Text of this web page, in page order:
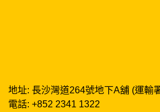
地址: 長沙灣道264號地下A舖 (運輸
電話: +852 2341 1322